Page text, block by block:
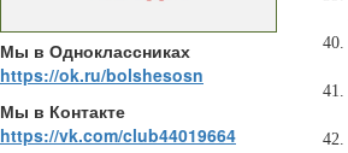
Мы в Одноклассниках
https://ok.ru/bolshesosn
Мы в Контакте
https://vk.com/club44019664